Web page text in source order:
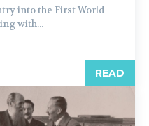
into the First World
with...
READ